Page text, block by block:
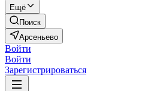
Ещё
Поиск
Арсеньево
Войти
Войти
Зарегистрироваться